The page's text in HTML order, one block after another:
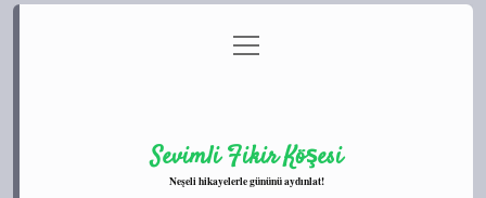
Gizlilik Politikası
menüyü
aç
Sevimli Fikir Köşesi
Neşeli hikayelerle gününü aydınlat!